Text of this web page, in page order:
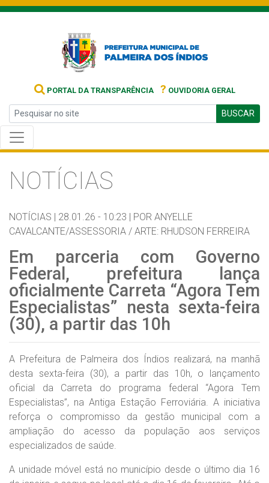
PORTAL DA TRANSPARÊNCIA ? OUVIDORIA GERAL
BUSCAR
NOTÍCIAS
NOTÍCIAS | 28.01.26 - 10:23 | POR ANYELLE
CAVALCANTE/ASSESSORIA / ARTE: RHUDSON FERREIRA
Em parceria com Governo
Federal, prefeitura lança
oficialmente Carreta “Agora Tem
Especialistas” nesta sexta-feira
(30), a partir das 10h
A Prefeitura de Palmeira dos Índios realizará, na manhã
desta sexta-feira (30), a partir das 10h, o lançamento
oficial da Carreta do programa federal “Agora Tem
Especialistas”, na Antiga Estação Ferroviária. A iniciativa
reforça o compromisso da gestão municipal com a
ampliação do acesso da população aos serviços
especializados de saúde.
A unidade móvel está no município desde o último dia 16